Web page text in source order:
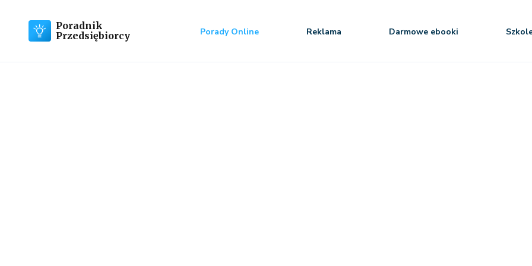
Poradnik
Przedsiębiorcy
Porady Online Reklama Darmowe ebooki